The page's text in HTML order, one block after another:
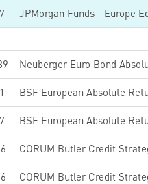
BSF European Absolute
BSF European Absolute